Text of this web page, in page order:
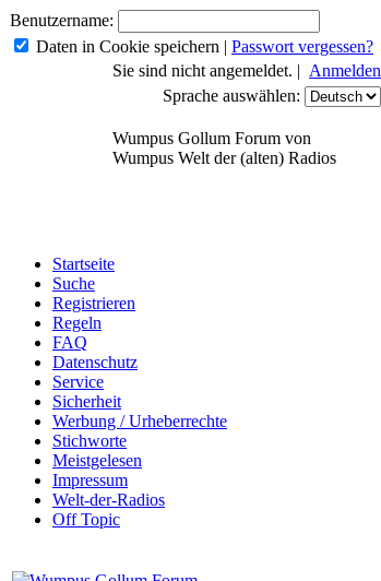
Benutzername:
Daten in Cookie speichern | Passwort vergessen?
Sie sind nicht angemeldet. | Anmelden
Sprache auswählen:
Wumpus Gollum Forum von
Wumpus Welt der (alten) Radios
Startseite
Suche
Registrieren
Regeln
FAQ
Datenschutz
Service
Sicherheit
Werbung / Urheberrechte
Stichworte
Meistgelesen
Impressum
Welt-der-Radios
Off Topic